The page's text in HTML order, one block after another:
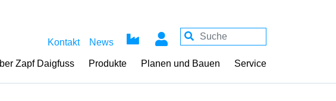
Kontakt News
Zapf Daigfuss Produkte Planen und Bauen Service